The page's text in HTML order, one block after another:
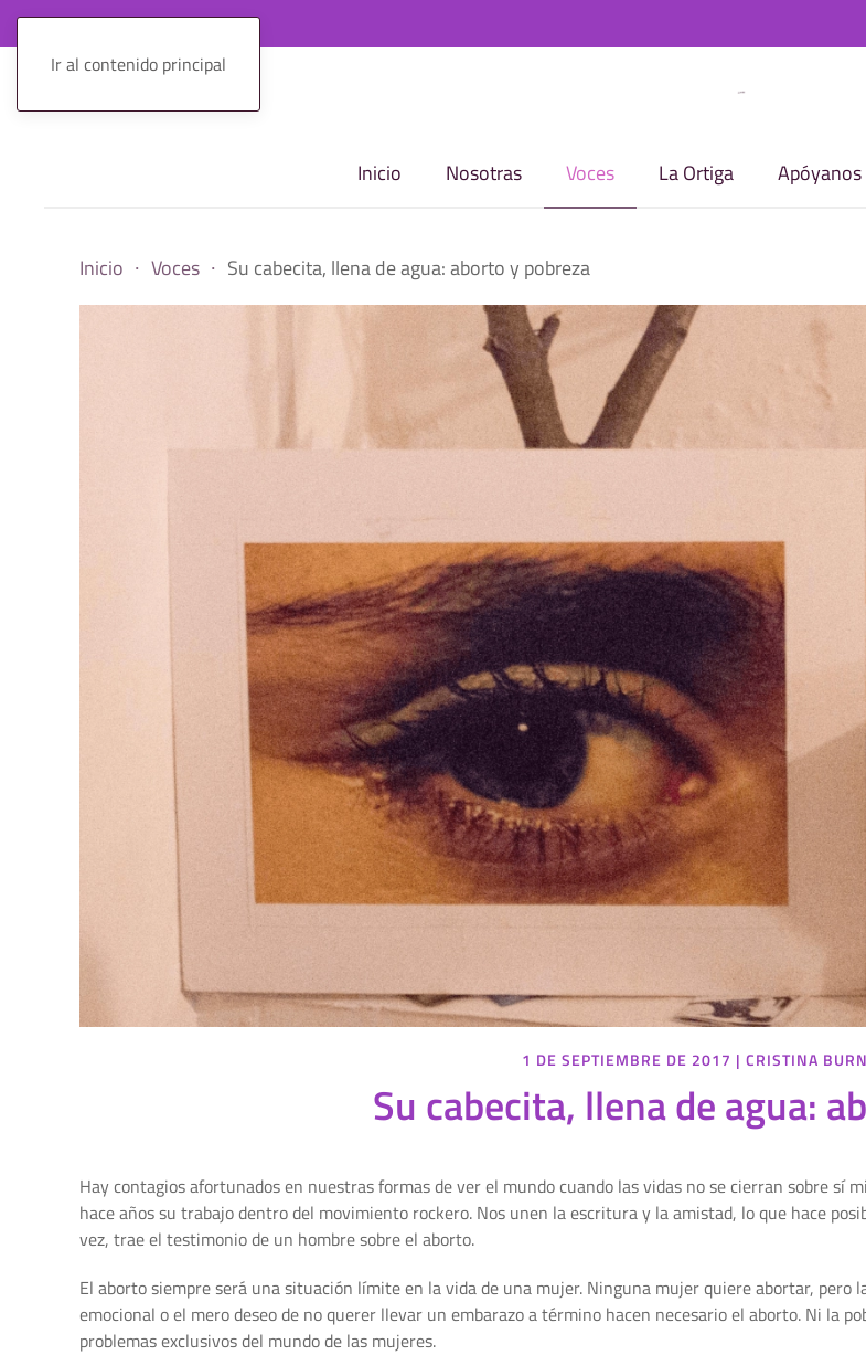
Ir al contenido principal
Inicio Nosotras Voces La Ortiga Apóyanos
Inicio Voces Su cabecita, llena de agua: aborto y pobreza
1 DE SEPTIEMBRE DE 2017 | CRISTINA
Su cabecita, llena de agua:
Hay contagios afortunados en nuestras formas de ver el mundo cuando las vidas no se cierran sobre sí
hace años su trabajo dentro del movimiento rockero. Nos unen la escritura y la amistad, lo que hace
vez, trae el testimonio de un hombre sobre el aborto.
El aborto siempre será una situación límite en la vida de una mujer. Ninguna mujer quiere abortar, pero
emocional o el mero deseo de no querer llevar un embarazo a término hacen necesario el aborto. Ni la
problemas exclusivos del mundo de las mujeres.